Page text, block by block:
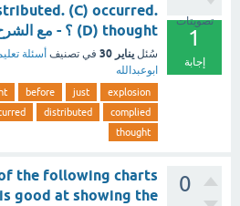
تصويتات
1
إجابة
(C) occurred.
(D) thought ؟ - مع الشرح
سُئل يناير 30 في تصنيف أسئلة
ابوعبدالله
explosion
just
before
complied
distributed
thought
0
the following charts
is good at showing the